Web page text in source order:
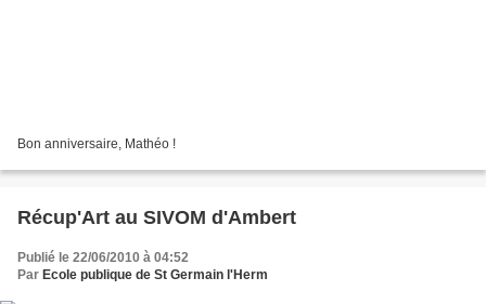
Bon anniversaire, Mathéo !
Récup'Art au SIVOM d'Ambert
Publié le 22/06/2010 à 04:52
Par Ecole publique de St Germain l'Herm